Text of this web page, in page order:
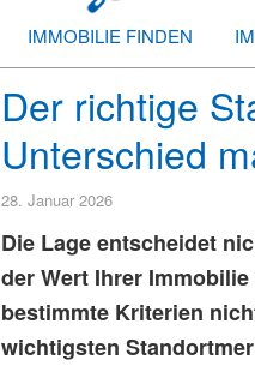
IMMOBILIE FINDEN
Der richtige
Unterschied
28. Januar 2026
Die Lage entscheidet
der Wert Ihrer
bestimmte Kriterien
wichtigsten